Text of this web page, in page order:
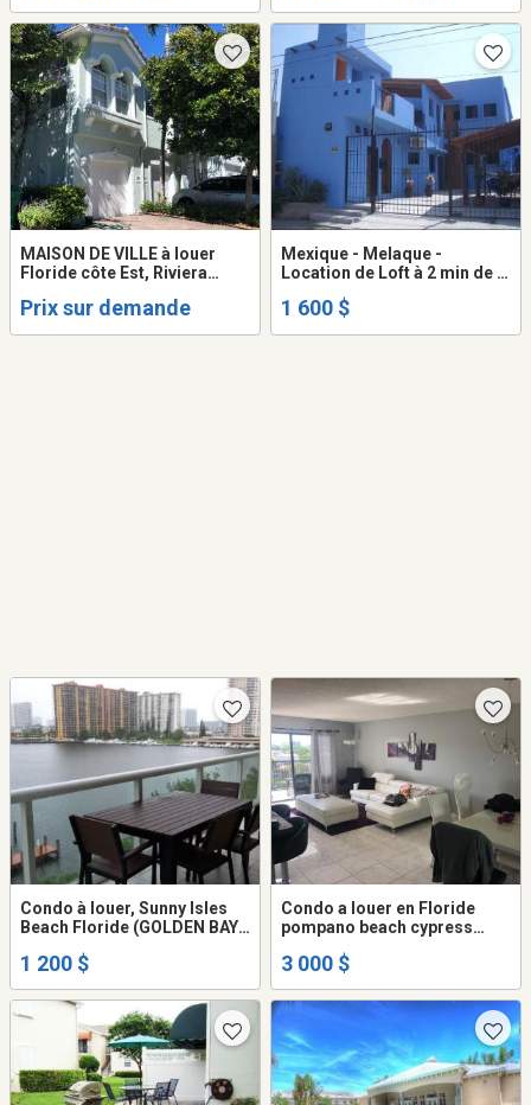
MAISON DE VILLE à louer
Floride côte Est, Riviera
Prix sur demande
Mexique - Melaque -
Location de Loft à 2 min de la
1 600 $
Condo à louer, Sunny Isles
Beach Floride (GOLDEN BAY
1 200 $
Condo a louer en Floride
pompano beach cypress
3 000 $